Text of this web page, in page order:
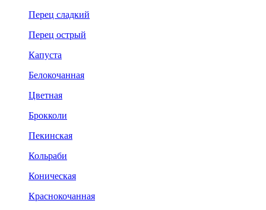
Перец сладкий
Перец острый
Капуста
Белокочанная
Цветная
Брокколи
Пекинская
Кольраби
Коническая
Краснокочанная